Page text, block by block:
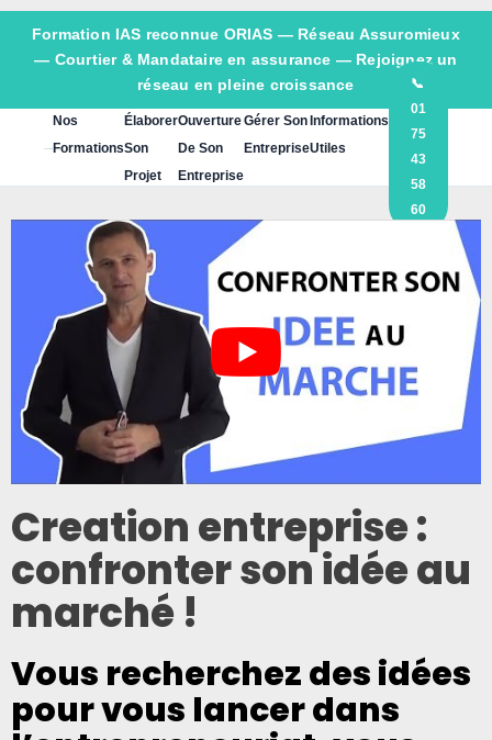
Formation IAS reconnue ORIAS — Réseau Assuromieux
— Courtier & Mandataire en assurance — Rejoignez un
réseau en pleine croissance
Nos
Formations
Élaborer
Son
Projet
Ouverture
De Son
Entreprise
Gérer Son
Entreprise
Informations
Utiles
📞
01
75
43
58
60
Creation entreprise :
confronter son idée au
marché !
Vous recherchez des idées
pour vous lancer dans